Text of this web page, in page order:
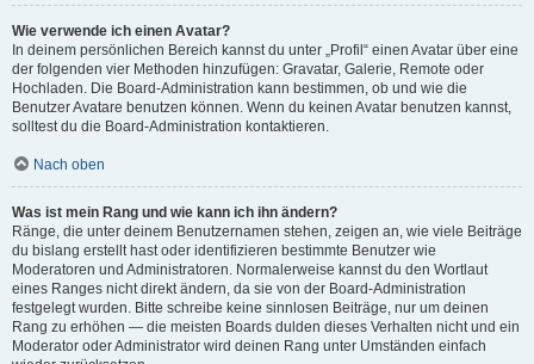
Wie verwende ich einen Avatar?
In deinem persönlichen Bereich kannst du unter „Profil“ einen Avatar über eine
der folgenden vier Methoden hinzufügen: Gravatar, Galerie, Remote oder
Hochladen. Die Board-Administration kann bestimmen, ob und wie die
Benutzer Avatare benutzen können. Wenn du keinen Avatar benutzen kannst,
solltest du die Board-Administration kontaktieren.
Nach oben
Was ist mein Rang und wie kann ich ihn ändern?
Ränge, die unter deinem Benutzernamen stehen, zeigen an, wie viele Beiträge
du bislang erstellt hast oder identifizieren bestimmte Benutzer wie
Moderatoren und Administratoren. Normalerweise kannst du den Wortlaut
eines Ranges nicht direkt ändern, da sie von der Board-Administration
festgelegt wurden. Bitte schreibe keine sinnlosen Beiträge, nur um deinen
Rang zu erhöhen — die meisten Boards dulden dieses Verhalten nicht und ein
Moderator oder Administrator wird deinen Rang unter Umständen einfach